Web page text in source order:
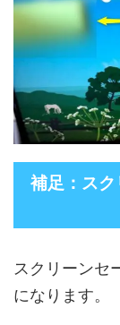
補足：ス
スクリーンセ
になります。